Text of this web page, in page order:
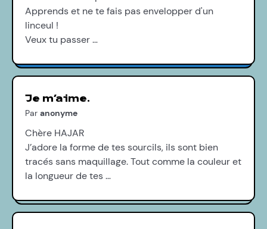
Apprends et ne te fais pas envelopper d'un
linceul !
Veux tu passer …
Je m’aime.
Par anonyme
Chère HAJAR
J’adore la forme de tes sourcils, ils sont bien
tracés sans maquillage. Tout comme la couleur et
la longueur de tes …